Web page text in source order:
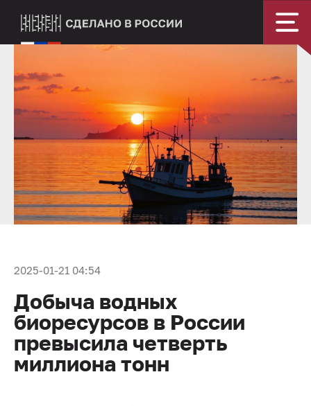
2025-01-21 04:54
Добыча водных
биоресурсов в России
превысила четверть
миллиона тонн